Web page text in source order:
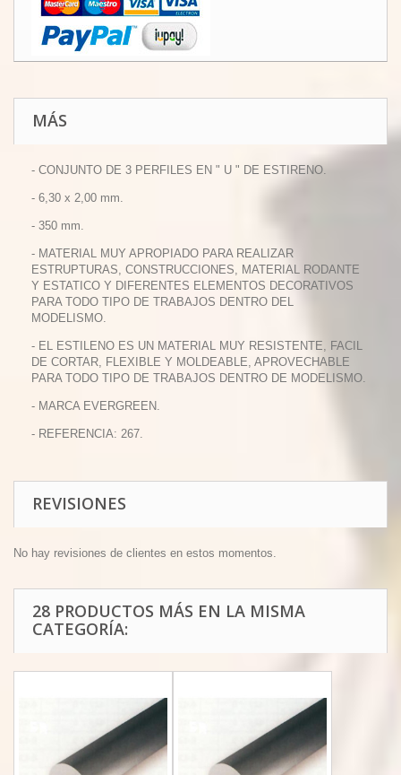
MÁS
- CONJUNTO DE 3 PERFILES EN " U " DE ESTIRENO.
- 6,30 x 2,00 mm.
- 350 mm.
- MATERIAL MUY APROPIADO PARA REALIZAR
ESTRUPTURAS, CONSTRUCCIONES, MATERIAL RODANTE
Y ESTATICO Y DIFERENTES ELEMENTOS DECORATIVOS
PARA TODO TIPO DE TRABAJOS DENTRO DEL
MODELISMO.
- EL ESTILENO ES UN MATERIAL MUY RESISTENTE, FACIL
DE CORTAR, FLEXIBLE Y MOLDEABLE, APROVECHABLE
PARA TODO TIPO DE TRABAJOS DENTRO DE MODELISMO.
- MARCA EVERGREEN.
- REFERENCIA: 267.
REVISIONES
No hay revisiones de clientes en estos momentos.
28 PRODUCTOS MÁS EN LA MISMA
CATEGORÍA: